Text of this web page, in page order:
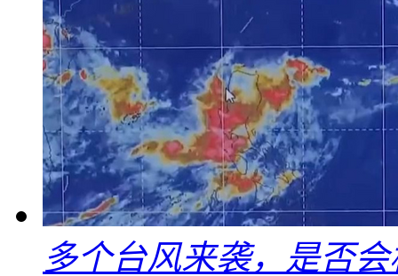
多个台风来袭，是否